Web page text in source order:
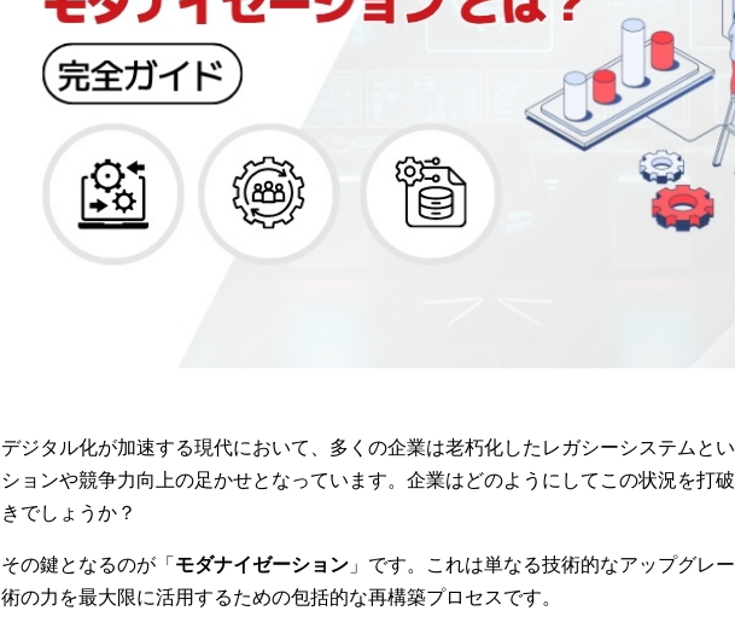
デジタル化が加速する現代において、多くの企業は老朽化したレガシーシステムと
ションや競争力向上の足かせとなっています。企業はどのようにしてこの状況を打
きでしょうか？
その鍵となるのが「モダナイゼーション 」です。これは単なる技術的なアップグレ
術の力を最大限に活用するための包括的な再構築プロセスです。